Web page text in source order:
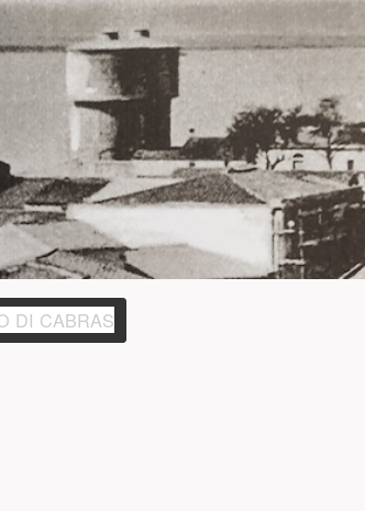
DI CABRAS(PULSANTE PRESENTAZIONE)